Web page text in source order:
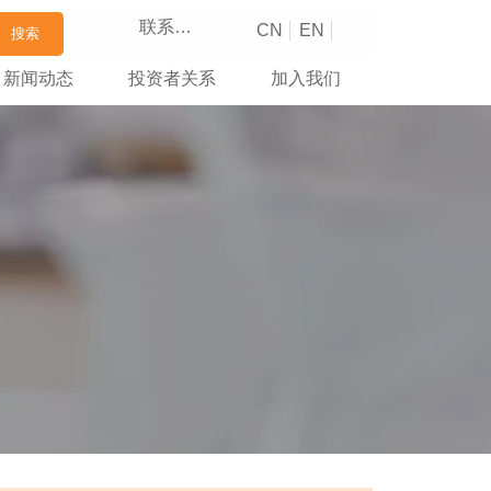
搜索 联系我们 CN EN
新闻动态 投资者关系 加入我们